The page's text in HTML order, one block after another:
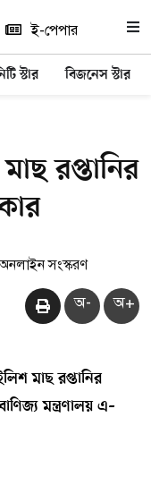
ই-পেপার
স্টার বিজনেস স্টার
রপ্তানির
সংস্করণ
অ- অ+
মাছ রপ্তানির
মন্ত্রণালয় এ–